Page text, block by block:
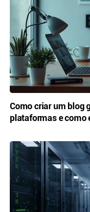
Como criar um blog
plataformas e como